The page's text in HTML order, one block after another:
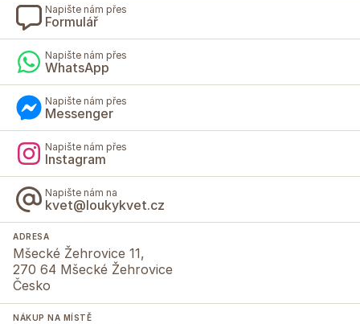
Napište nám přes
Formulář
Napište nám přes
WhatsApp
Napište nám přes
Messenger
Napište nám přes
Instagram
Napište nám na
kvet@loukykvet.cz
ADRESA
Mšecké Žehrovice 11,
270 64 Mšecké Žehrovice
Česko
NÁKUP NA MÍSTĚ